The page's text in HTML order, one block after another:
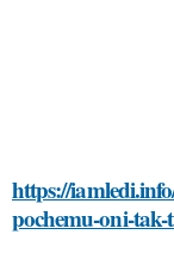
https://
pochemu-oni-